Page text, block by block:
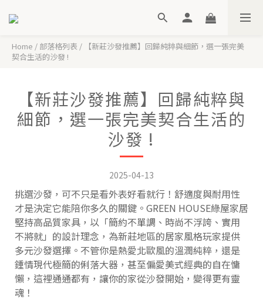
Home / 部落格列表 /
【新莊沙發推薦】回歸純粹與細節，選一張完美
契合生活的沙發 !
【新莊沙發推薦】回歸純粹與
細節，選一張完美契合生活的
沙發 !
2025-04-13
挑選沙發，可不只是看外表好看就行！舒適度與耐用性
才是決定它能陪你多久的關鍵。GREEN HOUSE綠屋家居
堅持高品質家具，以「簡約不單調、時尚不浮誇、實用
不將就」的設計理念，為新莊地區的居家風格玩家提供
多元沙發選擇。不管你是熱愛北歐風的溫潤純粹，還是
鍾情現代極簡的俐落大器，甚至偏愛美式經典的自在慵
懶，這裡通通都有，讓你的家從沙發開始，變得更有靈
魂！